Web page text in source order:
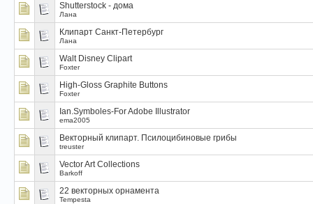
Shutterstock - дома
Лана
Клипарт Санкт-Петербург
Лана
Walt Disney Clipart
Foxter
High-Gloss Graphite Buttons
Foxter
Ian.Symboles-For Adobe Illustrator
ema2005
Вeкторный клипарт. Псилоцибиновые грибы
treuster
Vector Art Collections
Barkoff
22 векторных орнамента
Tempesta